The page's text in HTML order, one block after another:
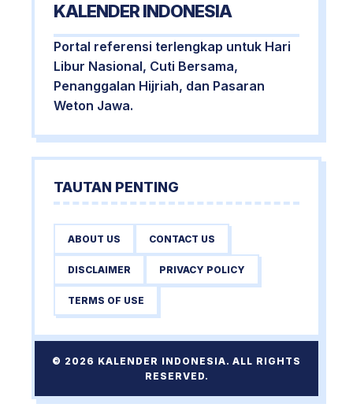
KALENDER INDONESIA
Portal referensi terlengkap untuk Hari
Libur Nasional, Cuti Bersama,
Penanggalan Hijriah, dan Pasaran
Weton Jawa.
TAUTAN PENTING
ABOUT US CONTACT US
DISCLAIMER PRIVACY POLICY
TERMS OF USE
© 2026 KALENDER INDONESIA. ALL RIGHTS
RESERVED.